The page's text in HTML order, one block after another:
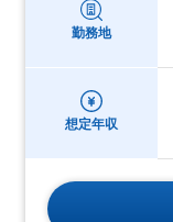
勤務地
想定年収